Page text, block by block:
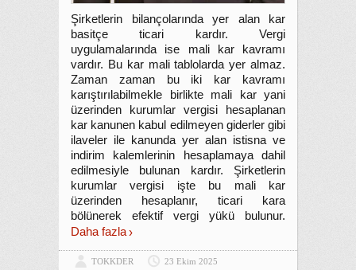
Şirketlerin bilançolarında yer alan kar
basitçe ticari kardır. Vergi
uygulamalarında ise mali kar kavramı
vardır. Bu kar mali tablolarda yer almaz.
Zaman zaman bu iki kar kavramı
karıştırılabilmekle birlikte mali kar yani
üzerinden kurumlar vergisi hesaplanan
kar kanunen kabul edilmeyen giderler gibi
ilaveler ile kanunda yer alan istisna ve
indirim kalemlerinin hesaplamaya dahil
edilmesiyle bulunan kardır. Şirketlerin
kurumlar vergisi işte bu mali kar
üzerinden hesaplanır, ticari kara
bölünerek efektif vergi yükü bulunur.
Daha fazla
TOKKDER
23 Ekim 2025